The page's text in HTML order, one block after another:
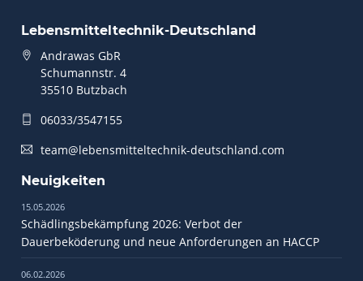
Lebensmitteltechnik-Deutschland
Andrawas GbR
Schumannstr. 4
35510 Butzbach
06033/3547155
team@lebensmitteltechnik-deutschland.com
Neuigkeiten
15.05.2026
Schädlingsbekämpfung 2026: Verbot der
Dauerbeköderung und neue Anforderungen an HACCP
06.02.2026